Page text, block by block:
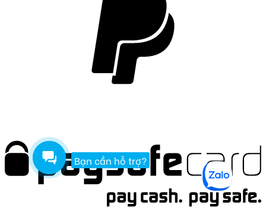
Bạn cần hỗ trợ?